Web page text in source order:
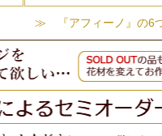
≫ 『アフィーノ』の6つ